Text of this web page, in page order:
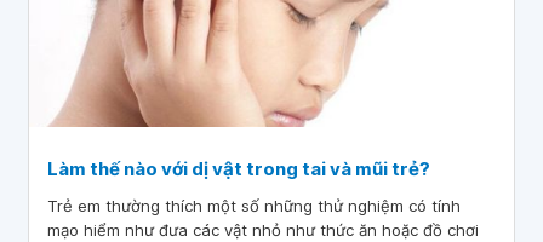
Làm thế nào với dị vật trong tai và mũi trẻ?
Trẻ em thường thích một số những thử nghiệm có tính
mạo hiểm như đưa các vật nhỏ như thức ăn hoặc đồ chơi